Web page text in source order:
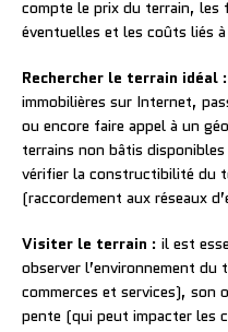
compte le prix du terrain, les
éventuelles et les coûts liés
Rechercher le terrain idéal
immobilières sur Internet,
ou encore faire appel à un
terrains non bâtis
vérifier la constructibilité du
(raccordement aux réseaux
Visiter le terrain : il est
observer l’environnement
commerces et services), son
pente (qui peut impacter les